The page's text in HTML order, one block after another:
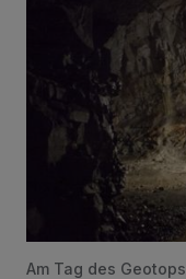
Am Tag des Geotops